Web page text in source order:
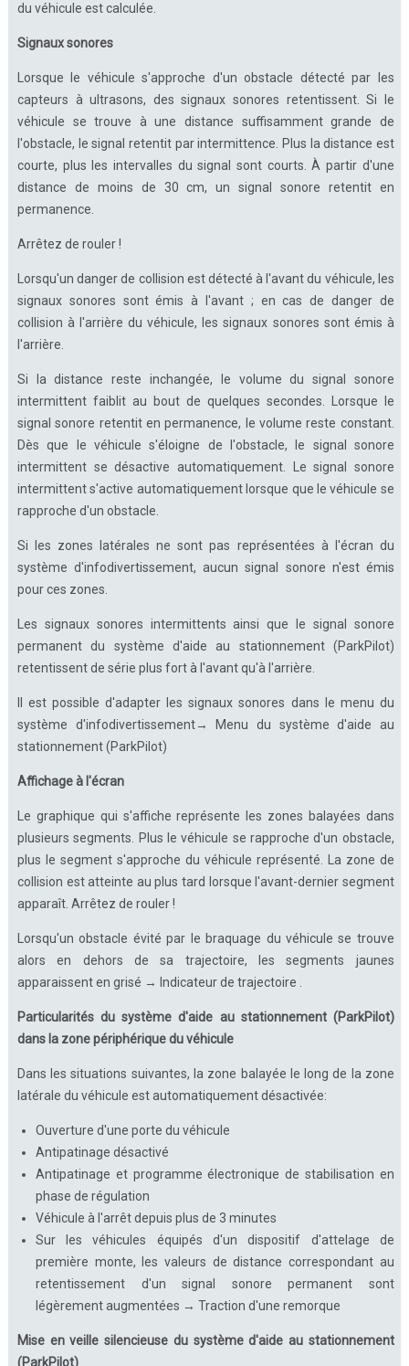
du véhicule est calculée.
Signaux sonores
Lorsque le véhicule s'approche d'un obstacle détecté par les
capteurs à ultrasons, des signaux sonores retentissent. Si le
véhicule se trouve à une distance suffisamment grande de
l'obstacle, le signal retentit par intermittence. Plus la distance est
courte, plus les intervalles du signal sont courts. À partir d'une
distance de moins de 30 cm, un signal sonore retentit en
permanence.
Arrêtez de rouler !
Lorsqu'un danger de collision est détecté à l'avant du véhicule, les
signaux sonores sont émis à l'avant ; en cas de danger de
collision à l'arrière du véhicule, les signaux sonores sont émis à
l'arrière.
Si la distance reste inchangée, le volume du signal sonore
intermittent faiblit au bout de quelques secondes. Lorsque le
signal sonore retentit en permanence, le volume reste constant.
Dès que le véhicule s'éloigne de l'obstacle, le signal sonore
intermittent se désactive automatiquement. Le signal sonore
intermittent s'active automatiquement lorsque que le véhicule se
rapproche d'un obstacle.
Si les zones latérales ne sont pas représentées à l'écran du
système d'infodivertissement, aucun signal sonore n'est émis
pour ces zones.
Les signaux sonores intermittents ainsi que le signal sonore
permanent du système d'aide au stationnement (ParkPilot)
retentissent de série plus fort à l'avant qu'à l'arrière.
Il est possible d'adapter les signaux sonores dans le menu du
système d'infodivertissement→ Menu du système d'aide au
stationnement (ParkPilot)
Affichage à l'écran
Le graphique qui s'affiche représente les zones balayées dans
plusieurs segments. Plus le véhicule se rapproche d'un obstacle,
plus le segment s'approche du véhicule représenté. La zone de
collision est atteinte au plus tard lorsque l'avant-dernier segment
apparaît. Arrêtez de rouler !
Lorsqu'un obstacle évité par le braquage du véhicule se trouve
alors en dehors de sa trajectoire, les segments jaunes
apparaissent en grisé → Indicateur de trajectoire .
Particularités du système d'aide au stationnement (ParkPilot)
dans la zone périphérique du véhicule
Dans les situations suivantes, la zone balayée le long de la zone
latérale du véhicule est automatiquement désactivée:
Ouverture d'une porte du véhicule
Antipatinage désactivé
Antipatinage et programme électronique de stabilisation en
phase de régulation
Véhicule à l'arrêt depuis plus de 3 minutes
Sur les véhicules équipés d'un dispositif d'attelage de
première monte, les valeurs de distance correspondant au
retentissement d'un signal sonore permanent sont
légèrement augmentées → Traction d'une remorque
Mise en veille silencieuse du système d'aide au stationnement
(ParkPilot)